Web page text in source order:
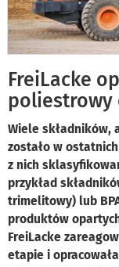
FreiLacke
poliestrowy
Wiele składników,
zostało w
z nich
przykład
trimelitowy) lub
produktów
FreiLacke
etapie i